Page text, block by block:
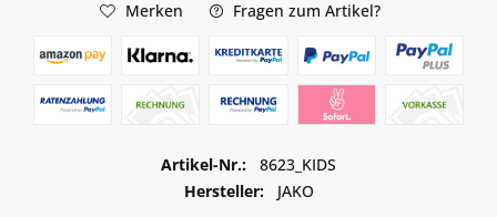
Merken Fragen zum Artikel?
Artikel-Nr.:
8623_KIDS
Hersteller:
JAKO